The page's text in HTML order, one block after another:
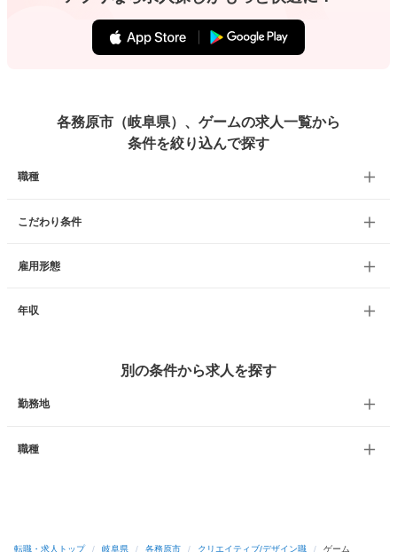
各務原市（岐阜県）、ゲームの求人一覧から
条件を絞り込んで探す
職種
こだわり条件
雇用形態
年収
別の条件から求人を探す
勤務地
職種
転職・求人トップ / 岐阜県 / 各務原市 / クリエイティブ/デザイン職 / ゲーム